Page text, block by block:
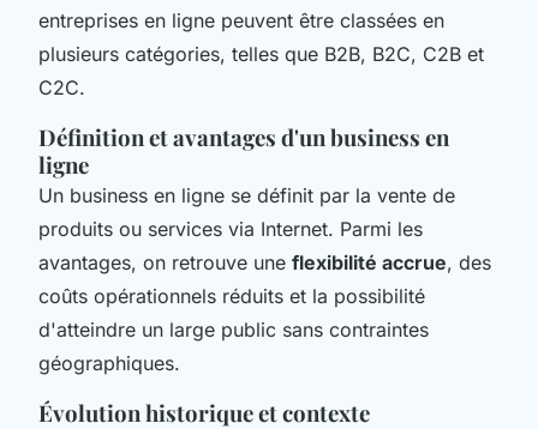
entreprises en ligne peuvent être classées en
plusieurs catégories, telles que B2B, B2C, C2B et
C2C.
Définition et avantages d'un business en
ligne
Un business en ligne se définit par la vente de
produits ou services via Internet. Parmi les
avantages, on retrouve une flexibilité accrue, des
coûts opérationnels réduits et la possibilité
d'atteindre un large public sans contraintes
géographiques.
Évolution historique et contexte